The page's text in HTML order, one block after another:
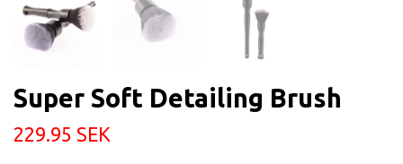
Super Soft Detailing Brush
229.95 SEK